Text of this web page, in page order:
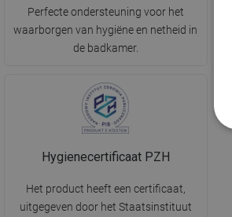
Perfecte ondersteuning voor het
waarborgen van hygiëne en netheid in
de badkamer.
Hygienecertificaat PZH
Het product heeft een certificaat,
uitgegeven door het Staatsinstituut